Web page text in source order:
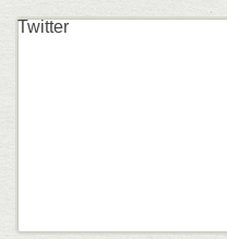
Twitter